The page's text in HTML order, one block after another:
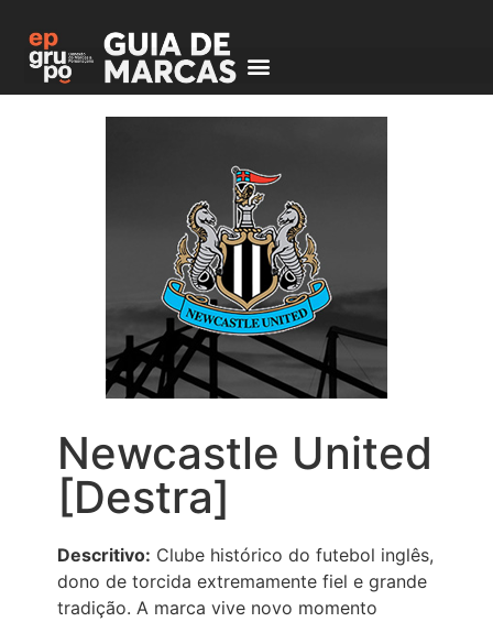
Newcastle United
[Destra]
Descritivo: Clube histórico do futebol inglês,
dono de torcida extremamente fiel e grande
tradição. A marca vive novo momento